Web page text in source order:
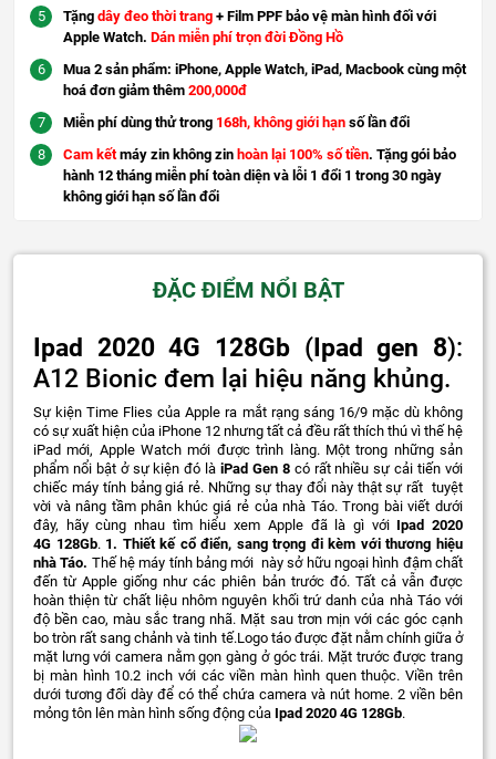
Tặng dây đeo thời trang + Film PPF bảo vệ màn hình đối với
Apple Watch. Dán miễn phí trọn đời Đồng Hồ
Mua 2 sản phẩm: iPhone, Apple Watch, iPad, Macbook cùng một
hoá đơn giảm thêm 200,000đ
Miễn phí dùng thử trong 168h, không giới hạn số lần đổi
Cam kếtmáy zin không zin hoàn lại 100% số tiền. Tặng gói bảo
hành 12 tháng miễn phí toàn diện và lỗi 1 đổi 1 trong 30 ngày
không giới hạn số lần đổi
ĐẶC ĐIỂM NỔI BẬT
Ipad 2020 4G 128Gb (Ipad gen 8):
A12 Bionic đem lại hiệu năng khủng.
Sự kiện Time Flies của Apple ra mắt rạng sáng 16/9 mặc dù không
có sự xuất hiện của iPhone 12 nhưng tất cả đều rất thích thú vì thế hệ
iPad mới, Apple Watch mới được trình làng. Một trong những sản
phẩm nổi bật ở sự kiện đó làiPad Gen 8có rất nhiều sự cải tiến với
chiếc máy tính bảng giá rẻ. Những sự thay đổi này thật sự rất tuyệt
vời và nâng tầm phân khúc giá rẻ của nhà Táo. Trong bài viết dưới
đây, hãy cùng nhau tìm hiểu xem Apple đã là gì với Ipad 2020
4G 128Gb. 1. Thiết kế cổ điển, sang trọng đi kèm với thương hiệu
nhà Táo. Thế hệ máy tính bảng mới này sở hữu ngoại hình đậm chất
đến từ Apple giống như các phiên bản trước đó. Tất cả vẫn được
hoàn thiện từ chất liệu nhôm nguyên khối trứ danh của nhà Táo với
độ bền cao, màu sắc trang nhã. Mặt sau trơn mịn với các góc cạnh
bo tròn rất sang chảnh và tinh tế.Logo táo được đặt nằm chính giữa ở
mặt lưng với camera nằm gọn gàng ở góc trái. Mặt trước được trang
bị màn hình 10.2 inch với các viền màn hình quen thuộc. Viền trên
dưới tương đối dày để có thể chứa camera và nút home. 2 viền bên
mỏng tôn lên màn hình sống động của Ipad 2020 4G 128Gb.